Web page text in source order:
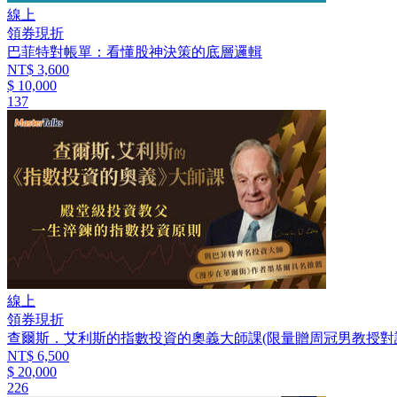
線上
領券現折
巴菲特對帳單：看懂股神決策的底層邏輯
NT$ 3,600
$ 10,000
137
線上
領券現折
查爾斯．艾利斯的指數投資的奧義大師課(限量贈周冠男教授
NT$ 6,500
$ 20,000
226